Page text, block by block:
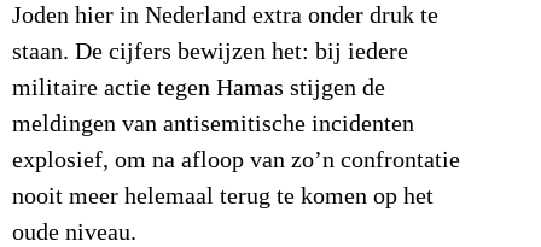
Joden hier in Nederland extra onder druk te
staan. De cijfers bewijzen het: bij iedere
militaire actie tegen Hamas stijgen de
meldingen van antisemitische incidenten
explosief, om na afloop van zo’n confrontatie
nooit meer helemaal terug te komen op het
oude niveau.